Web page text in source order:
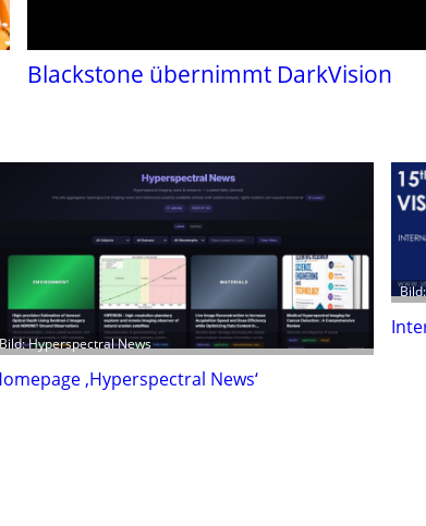
Blackstone übernimmt DarkVision
Bild: Hyperspectral News
‚Hyperspectral News‘